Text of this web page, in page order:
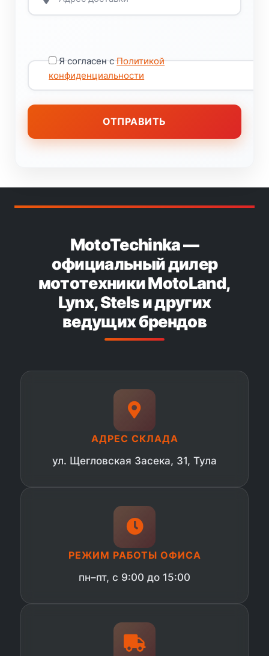
Я согласен сПолитикой
конфиденциальности
MotoTechinka —
официальный дилер
мототехники MotoLand,
Lynx, Stels и других
ведущих брендов
АДРЕС СКЛАДА
ул. Щегловская Засека, 31, Тула
РЕЖИМ РАБОТЫ ОФИСА
пн–пт, с 9:00 до 15:00